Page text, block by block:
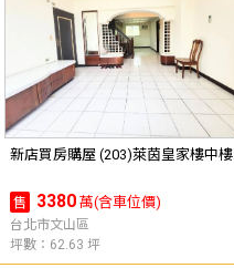
新店買房購屋 (203)萊茵皇家樓中樓
售 3380 萬(含車位價)
台北市文山區
坪數：62.63 坪